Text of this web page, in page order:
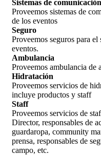
Sistemas de comunicación
Proveemos sistemas de
de los eventos
Seguro
Proveemos seguros para
eventos.
Ambulancia
Proveemos ambulancia de
Hidratación
Proveemos servicios de
incluye productos y staff
Staff
Proveemos servicios de
Director, responsables de
guardaropa, community
prensa, responsables de
campo, etc.